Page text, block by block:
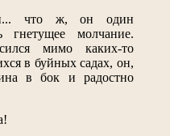
что ж, он один
гнетущее молчание.
мимо каких-то
в буйных садах, он,
в бок и радостно